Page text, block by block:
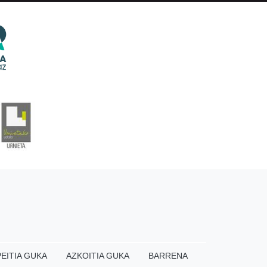
GUKA AZKOITIA GUKA BARRENA